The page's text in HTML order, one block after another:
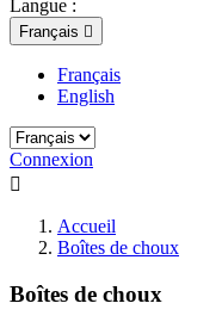
Langue :
Français 
Français
English
Connexion

Accueil
Boîtes de choux
Boîtes de choux